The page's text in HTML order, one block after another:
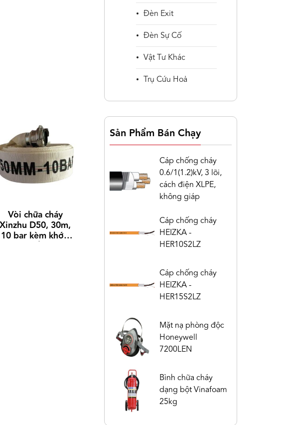
Vòi chữa cháy
Xinzhu D50, 30m,
10 bar kèm khớp
Đèn Exit
Đèn Sự Cố
Vật Tư Khác
Trụ Cứu Hoả
Sản Phẩm Bán Chạy
Cáp chống cháy
0.6/1(1.2)kV, 3 lõi,
cách điện XLPE,
không giáp
Cáp chống cháy
HEIZKA -
HER10S2LZ
Cáp chống cháy
HEIZKA -
HER15S2LZ
Mặt nạ phòng độc
Honeywell
7200LEN
Bình chữa cháy
dạng bột Vinafoam
25kg